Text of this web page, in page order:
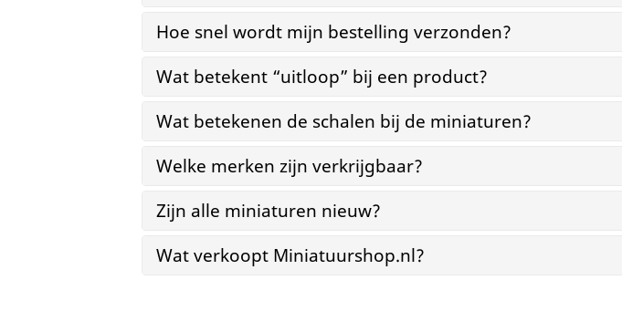
Hoe snel wordt mijn bestelling verzonden?
Wat betekent “uitloop” bij een product?
Wat betekenen de schalen bij de miniaturen?
Welke merken zijn verkrijgbaar?
Zijn alle miniaturen nieuw?
Wat verkoopt Miniatuurshop.nl?